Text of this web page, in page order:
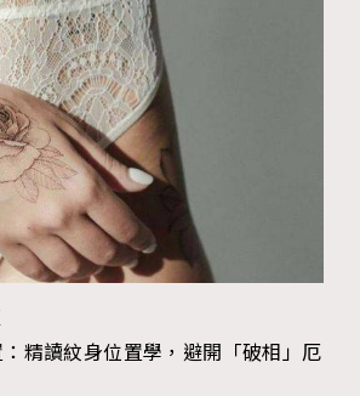
FigaroExpert 1
FigaroFrancais 41
FigaroGadget
FigaroHealth 647
FigaroHub 128
FigaroIcon
FigaroInsight 156
FigaroLifestyle
May專訪四位香港文藝代表
精讀紋身位置學，避開「破相」厄